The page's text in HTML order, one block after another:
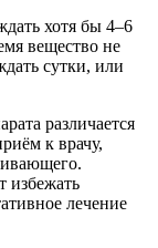
хотя бы 4–6
вещество не
сутки, или
различается
к врачу,
избежать
лечение